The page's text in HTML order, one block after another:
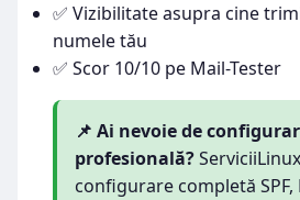
✅ Vizibilitate asupra cine
numele tău
✅ Scor 10/10 pe Mail-Tester
📌 Ai nevoie de
profesională?
configurare completă SPF,